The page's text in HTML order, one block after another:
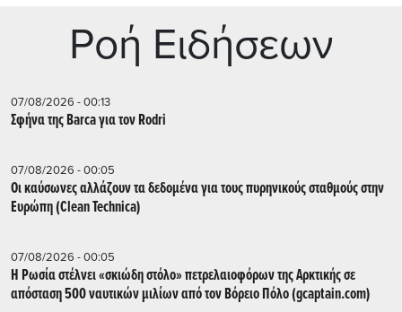
Ρoή Ειδήσεων
07/08/2026 - 00:13
Σφήνα της Barca για τον Rodri
07/08/2026 - 00:05
Οι καύσωνες αλλάζουν τα δεδομένα για τους πυρηνικούς σταθμούς στην
Ευρώπη (Clean Technica)
07/08/2026 - 00:05
Η Ρωσία στέλνει «σκιώδη στόλο» πετρελαιοφόρων της Αρκτικής σε
απόσταση 500 ναυτικών μιλίων από τον Βόρειο Πόλο (gcaptain.com)